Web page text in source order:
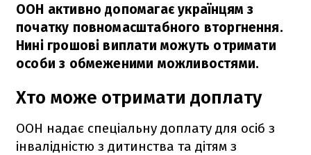
ООН активно допомагає українцям з
початку повномасштабного вторгнення.
Нині грошові виплати можуть отримати
особи з обмеженими можливостями.
Хто може отримати доплату
ООН надає спеціальну доплату для осіб з
інвалідністю з дитинства та дітям з